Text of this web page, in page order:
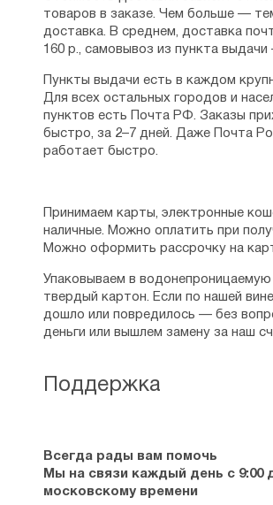
Поддержка
Всегда рады вам помочь
Мы на связи каждый день с 9:00
московскому времени
товаров в заказе. Чем больше —
доставка. В среднем, доставка
160 р., самовывоз из пункта
Пункты выдачи есть в каждом
Для всех остальных городов и
пунктов есть Почта РФ. Заказы
быстро, за 2–7 дней. Даже Почта
работает быстро.
Принимаем карты, электронные
наличные. Можно оплатить при
Можно оформить рассрочку на
Упаковываем в водонепроницаемую
твердый картон. Если по нашей
дошло или повредилось — без
деньги или вышлем замену за наш